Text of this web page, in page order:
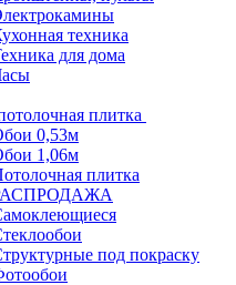
техника
для дома
плитка
0,53м
1,06м
плитка
под покраску